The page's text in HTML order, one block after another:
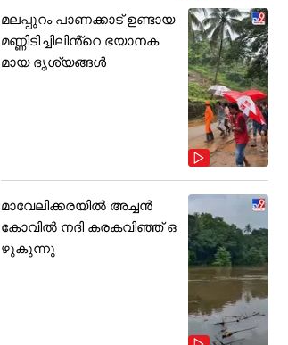
മലപ്പുറം പാണക്കാട് ഉണ്ടായ
മണ്ണിടിച്ചിലിൻ്റെ ഭയാനക
മായ ദൃശ്യങ്ങൾ
മാവേലിക്കരയിൽ അച്ചൻ
കോവിൽ നദി കരകവിഞ്ഞ് ഒ
ഴുകുന്നു